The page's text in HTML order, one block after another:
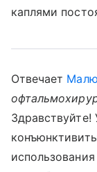
каплями
Отвечает